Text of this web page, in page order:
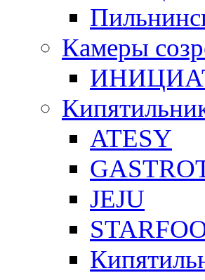
Камеры
ATESY
JEJU